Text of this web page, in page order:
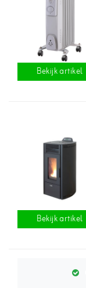
Bekijk artikel
Bekijk artikel